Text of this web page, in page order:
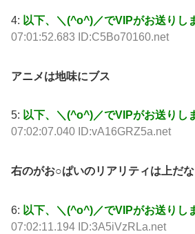
4: 以下、＼(^o^)／でVIPがお送りし
07:01:52.683 ID:C5Bo70160.net
アニメは地味にブス
5: 以下、＼(^o^)／でVIPがお送りし
07:02:07.040 ID:vA16GRZ5a.net
右のがお○ぱいのリアリティは上だな
6: 以下、＼(^o^)／でVIPがお送りし
07:02:11.194 ID:3A5iVzRLa.net